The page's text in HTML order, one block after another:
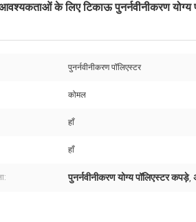
के लिए टिकाऊ पुनर्नवीनीकरण योग्य
पुनर्नवीनीकरण पॉलिएस्टर
कोमल
हाँ
हाँ
पुनर्नवीनीकरण योग्य पॉलिएस्टर कपड़े,